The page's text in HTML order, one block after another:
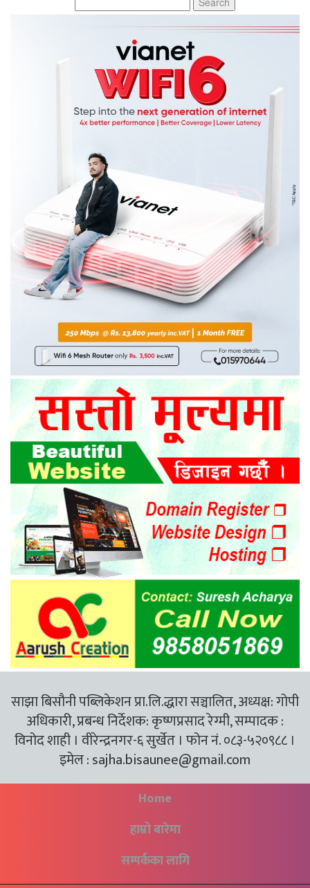
for:
साझा बिसौनी पब्लिकेशन प्रा.लि.द्धारा सञ्चालित, अध्यक्ष: गोपी
अधिकारी, प्रबन्ध निर्देशक: कृष्णप्रसाद रेग्मी, सम्पादक :
विनोद शाही । वीरेन्द्रनगर-६ सुर्खेत । फोन नं. ०८३-५२०९८८ ।
इमेल :sajha.bisaunee@gmail.com
Home
हाम्रो बारेमा
सम्पर्कका लागि